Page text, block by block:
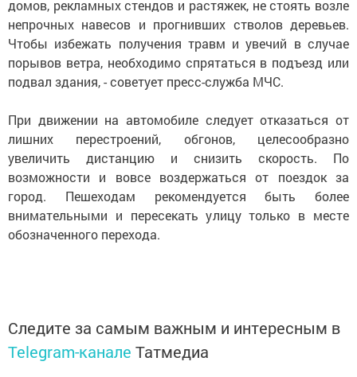
домов, рекламных стендов и растяжек, не стоять возле
непрочных навесов и прогнивших стволов деревьев.
Чтобы избежать получения травм и увечий в случае
порывов ветра, необходимо спрятаться в подъезд или
подвал здания, - советует пресс-служба МЧС.
При движении на автомобиле следует отказаться от
лишних перестроений, обгонов, целесообразно
увеличить дистанцию и снизить скорость. По
возможности и вовсе воздержаться от поездок за
город. Пешеходам рекомендуется быть более
внимательными и пересекать улицу только в месте
обозначенного перехода.
Следите за самым важным и интересным в
Telegram-канале Татмедиа